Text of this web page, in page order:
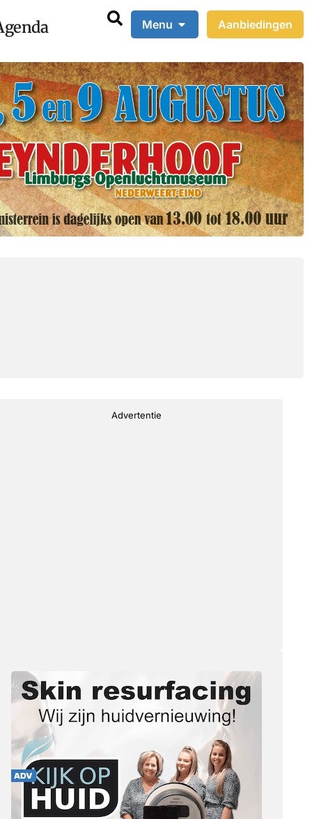
Menu Aanbiedingen
Advertentie